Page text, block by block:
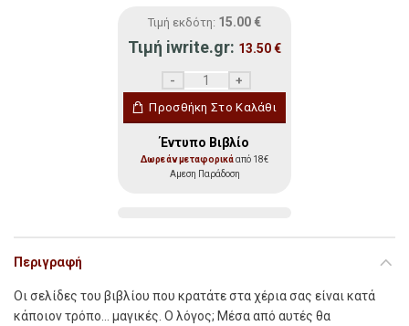
Τιμή εκδότη: 15.00 €
Τιμή iwrite.gr: 13.50€
Προσθήκη Στο Καλάθι
Έντυπο Βιβλίο
Δωρεάν μεταφορικάαπό 18€
Αμεση Παράδοση
Περιγραφή
Οι σελίδες του βιβλίου που κρατάτε στα χέρια σας είναι κατά
κάποιον τρόπο… μαγικές. Ο λόγος; Μέσα από αυτές θα